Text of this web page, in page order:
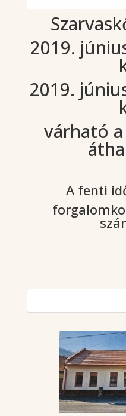
2019.
2019.
várható
A fenti